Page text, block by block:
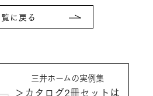
に戻る
三井ホームの実例集
＞カタログ2冊セットは